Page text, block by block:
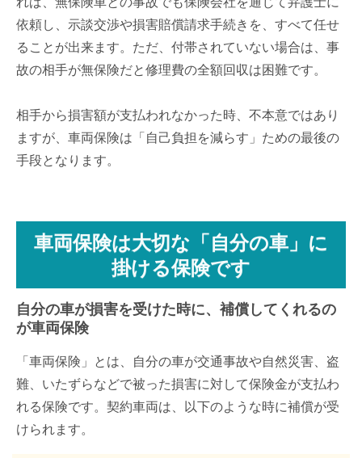
依頼し、示談交渉や損害賠償請求手続きを、すべて任せ
ることが出来ます。ただ、付帯されていない場合は、事
故の相手が無保険だと修理費の全額回収は困難です。
相手から損害額が支払われなかった時、不本意ではあり
ますが、車両保険は「自己負担を減らす」ための最後の
手段となります。
車両保険は大切な「自分の車」に
掛ける保険です
自分の車が損害を受けた時に、補償してくれるの
が車両保険
「車両保険」とは、自分の車が交通事故や自然災害、盗
難、いたずらなどで被った損害に対して保険金が支払わ
れる保険です。契約車両は、以下のような時に補償が受
けられます。